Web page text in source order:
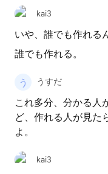
kai3
いや、誰でも作れる
誰でも作れる。
うすだ
これ多分、分かる人
ど、作れる人が見た
よ。
kai3